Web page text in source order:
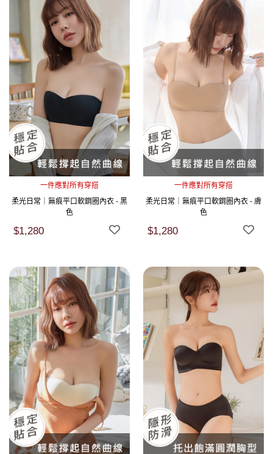
一件應對所有穿搭
柔光日常｜無痕平口軟鋼圈內衣 - 黑
色
$1,280
一件應對所有穿搭
柔光日常｜無痕平口軟鋼圈內衣 - 膚
色
$1,280